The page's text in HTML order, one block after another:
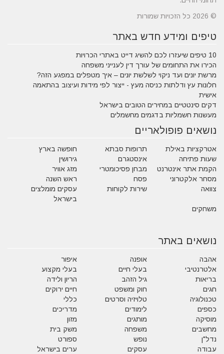
© 2026 כל הזכויות שמורות
טיפים ומידע חדש באתר
10 טיפים שיעזרו לכם להשיג דייט באתרי הכרויות
הכירו את התחומים של עורך דין לענייני משפחה
מרשת יונים ועד ניקוי לשלשת יונים – איך מטפלים במפגע הזה?
חלונות עץ ודלתות כניסה מעץ - ייצור לפי מידות ועיצוב בהתאמה
אישית
דקים סינטטיים במחירים הטובים בישראל
מעשנות חשמליות בדגמים מחשמלים
נושאים פופולאריים
אטרקציות באילת תרופות סבתא
חופשה בארץ
שעות פתיחה
אינסטגרם
גירושין
הקמת אתר אינטרנט
מבחן פסיכומטרי
מזג אוויר
מסחר אלקטרוני
פסח
ראש השנה
צוואה
שירות לקוחות
עסקים מומלצים
בישראל
משחקים
נושאים באתר
אהבה אופנה
איפור
אלטרנטיבי
בעלי חיים
בעלי מקצוע
בריאות
גיל הזהב
הריון ולידה
חגים
חוק ומשפט
חיים ירוקים
טכנולוגיה
טלויזיה וסרטים
כללי
כספים
לימודים
מדריכים
מוסיקה
מותגים
מזון
מחשבים
משפחה
משק בית
נדל"ן
נופש
ספורט
עבודה
עסקים ערים בישראל